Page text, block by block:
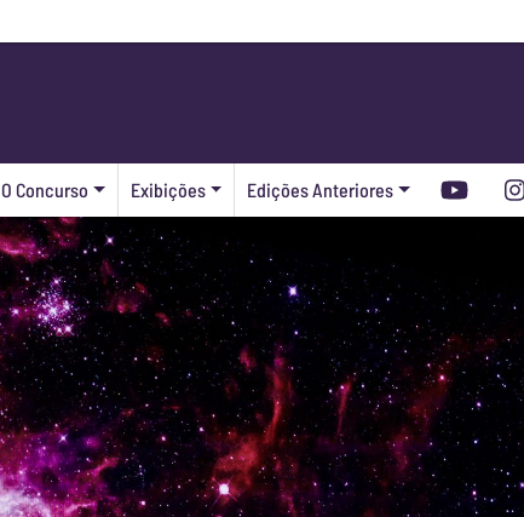
O Concurso Exibições Edições Anteriores